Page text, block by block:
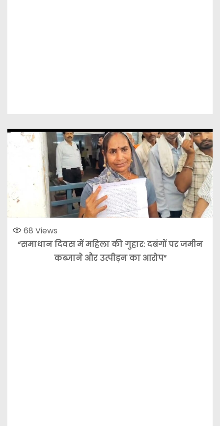
68 Views
“समाधान दिवस में महिला की गुहार: दबंगों पर जमीन
कब्जाने और उत्पीड़न का आरोप”